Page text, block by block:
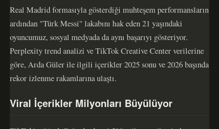
Real Madrid formasıyla gösterdiği muhteşem performansların
ardından "Türk Messi" lakabını hak eden 21 yaşındaki
oyuncumuz, sosyal medyada da aynı başarıyı gösteriyor.
Perplexity trend analizi ve TikTok Creative Center verilerine
göre, Arda Güler ile ilgili içerikler 2025 sonu ve 2026 başında
rekor izlenme rakamlarına ulaştı.
Viral İçerikler Milyonları Büyülüyor